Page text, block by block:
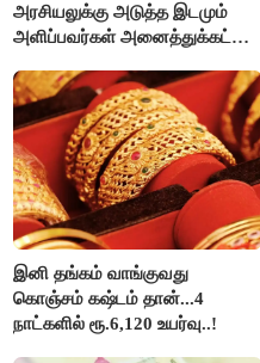
அரசியலுக்கு அடுத்த இடமும்
அளிப்பவர்கள் அனைத்துக்கட்சி
பங்கேற்பார்கள் - மாணிக்கம்
தாகூர்..!!
இனி தங்கம் வாங்குவது
கொஞ்சம் கஷ்டம் தான்...4
நாட்களில் ரூ.6,120 உயர்வு..!